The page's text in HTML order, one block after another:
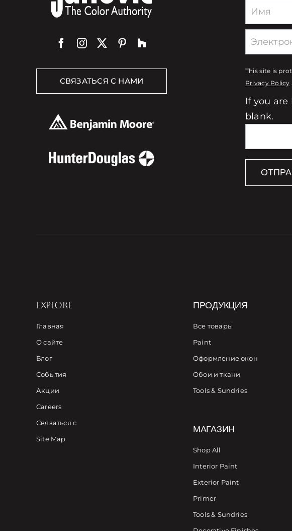
СВЯЗАТЬСЯ С НАМИ
Newsletter
This site is
Privacy Policy
If you
blank.
EXPLORE
Главная
О сайте
Блог
События
Акции
Careers
Связаться с
Site Map
ПРОДУКЦИЯ
Все товары
Paint
Оформление окон
Обои и ткани
Tools & Sundries
МАГАЗИН
Shop All
Interior Paint
Exterior Paint
Primer
Tools & Sundries